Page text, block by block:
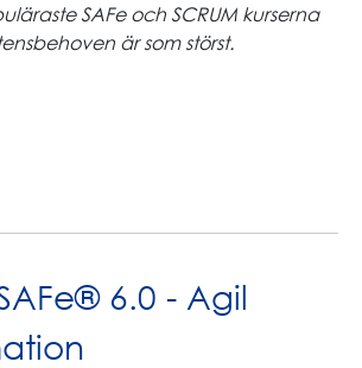
SAFe och SCRUM kurserna
är som störst.
6.0 - Agil